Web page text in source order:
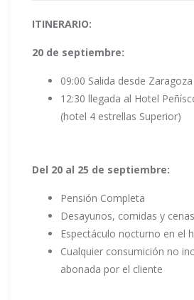
ITINERARIO:
20 de septiembre:
09:00 Salida desde Zaragoza
12:30 llegada al Hotel
(hotel 4 estrellas Superior)
Del 20 al 25 de septiembre:
Pensión Completa
Desayunos, comidas y
Espectáculo nocturno en el
Cualquier consumición no
abonada por el cliente